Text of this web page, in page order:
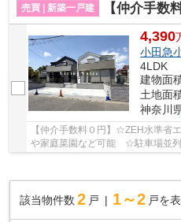
売買 | 新築一戸建
【仲介手数料０円】
4,390
小田急
4LDK
建物面
土地面
神奈川
【仲介手数料０円】☆ZEH水準
や家庭菜園など可能 ☆駐車場並
該当物件数 2 戸 1～2 戸を